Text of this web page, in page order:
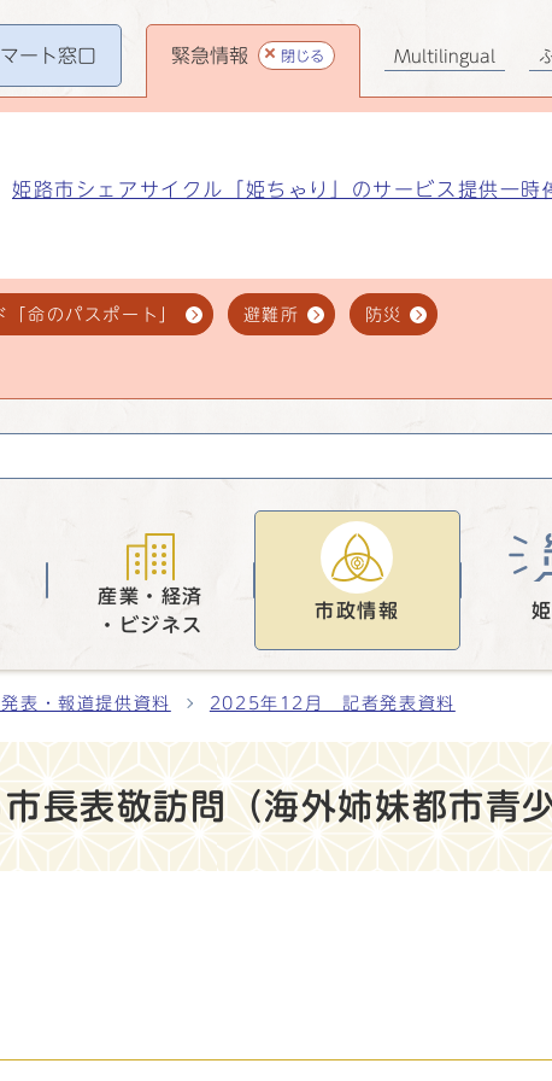
ート窓口 緊急情報 閉じる
姫路市シェアサイクル「姫ちゃり」のサービス提供一時
命のパスポート」 避難所 防災
Multilingual
産業・経済
・ビジネス
市政情報
表・報道提供資料 2025年12月 記者発表資料
長表敬訪問（海外姉妹都市青